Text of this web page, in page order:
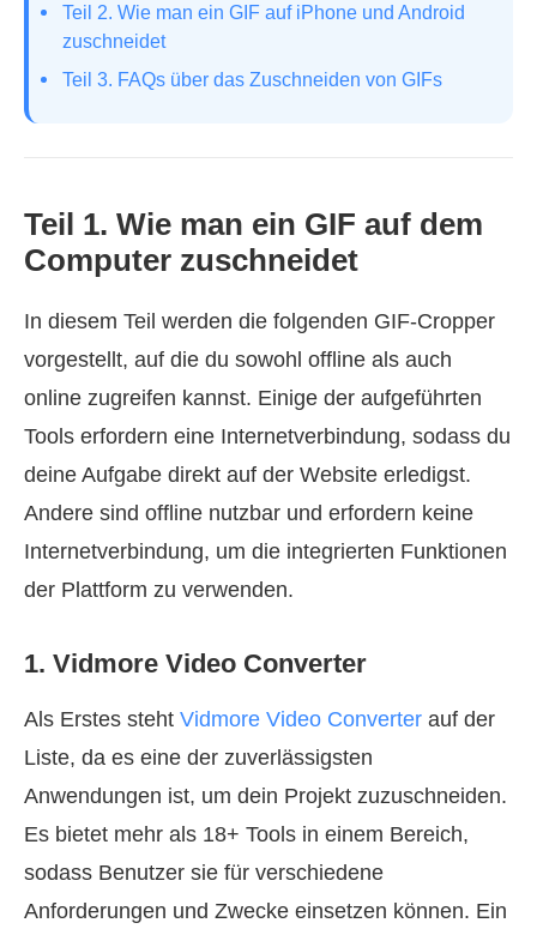
Teil 2. Wie man ein GIF auf iPhone und Android
zuschneidet
Teil 3. FAQs über das Zuschneiden von GIFs
Teil 1. Wie man ein GIF auf dem
Computer zuschneidet
In diesem Teil werden die folgenden GIF-Cropper
vorgestellt, auf die du sowohl offline als auch
online zugreifen kannst. Einige der aufgeführten
Tools erfordern eine Internetverbindung, sodass du
deine Aufgabe direkt auf der Website erledigst.
Andere sind offline nutzbar und erfordern keine
Internetverbindung, um die integrierten Funktionen
der Plattform zu verwenden.
1. Vidmore Video Converter
Als Erstes steht Vidmore Video Converter auf der
Liste, da es eine der zuverlässigsten
Anwendungen ist, um dein Projekt zuzuschneiden.
Es bietet mehr als 18+ Tools in einem Bereich,
sodass Benutzer sie für verschiedene
Anforderungen und Zwecke einsetzen können. Ein